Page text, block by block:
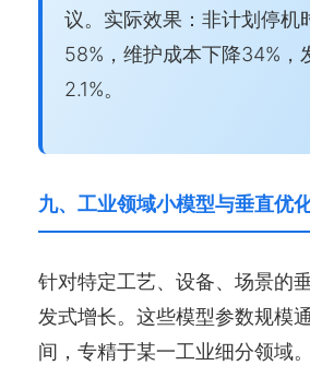
议。实际效果：非计划停机
58%，维护成本下降34%，
2.1%。
九、工业领域小模型与垂直优
针对特定工艺、设备、场景的
发式增长。这些模型参数规模
间，专精于某一工业细分领域。